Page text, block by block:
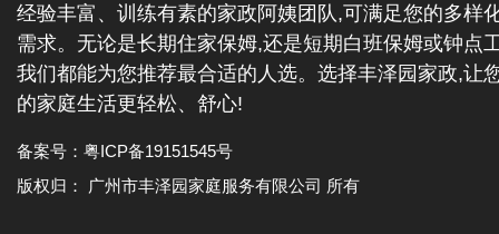
经验丰富、训练有素的家政阿姨团队,可满足您的多样
需求。无论是长期住家保姆,还是短期白班保姆或钟点
我们都能为您推荐最合适的人选。选择丰泽园家政,让
的家庭生活更轻松、舒心!
备案号： 粤ICP备19151545号
版权归： 广州市丰泽园家庭服务有限公司 所有